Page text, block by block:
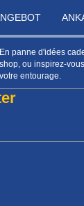
En panne d'idées
shop, ou inspirez-
votre entourage.